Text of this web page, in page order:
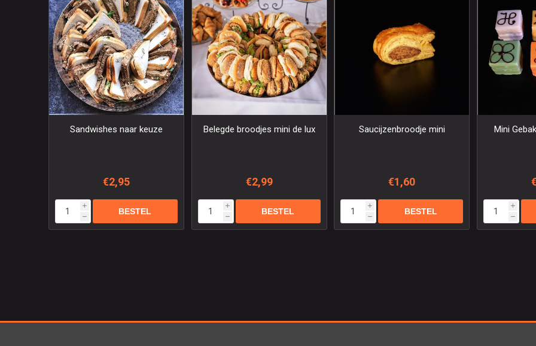
Sandwishes naar keuze
€2,95
i
h
Belegde broodjes mini de lux
€2,99
i
h
Saucijzenbroodje mini
€1,60
i
h
Mini
i
h